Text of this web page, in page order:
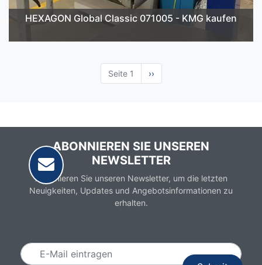
HEXAGON Global Classic 071005 - KMG kaufen
Seite 1
Nächste
Seite
››
ABONNIEREN SIE UNSEREN
NEWSLETTER
Abonnieren Sie unseren Newsletter, um die letzten
Neuigkeiten, Updates und Angebotsinformationen zu
erhalten.